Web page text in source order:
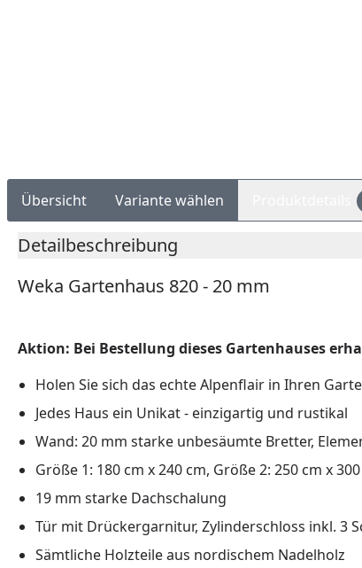
Übersicht Variante wählen
Detailbeschreibung
Weka Gartenhaus 820 - 20 mm
Aktion: Bei Bestellung dieses Gartenhauses
Holen Sie sich das echte Alpenflair in Ihren
Jedes Haus ein Unikat - einzigartig und rustikal
Wand: 20 mm starke unbesäumte Bretter,
Größe 1: 180 cm x 240 cm, Größe 2: 250 cm x
19 mm starke Dachschalung
Tür mit Drückergarnitur, Zylinderschloss inkl. 3
Sämtliche Holzteile aus nordischem Nadelholz